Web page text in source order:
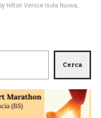
Hilton Venice Isola Nuova
Cerca